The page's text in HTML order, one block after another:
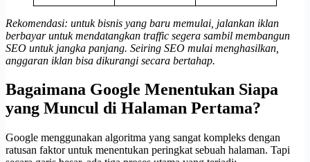
Rekomendasi: untuk bisnis yang baru memulai, jalankan iklan
berbayar untuk mendatangkan traffic segera sambil membangun
SEO untuk jangka panjang. Seiring SEO mulai menghasilkan,
anggaran iklan bisa dikurangi secara bertahap.
Bagaimana Google Menentukan Siapa
yang Muncul di Halaman Pertama?
Google menggunakan algoritma yang sangat kompleks dengan
ratusan faktor untuk menentukan peringkat sebuah halaman. Tapi